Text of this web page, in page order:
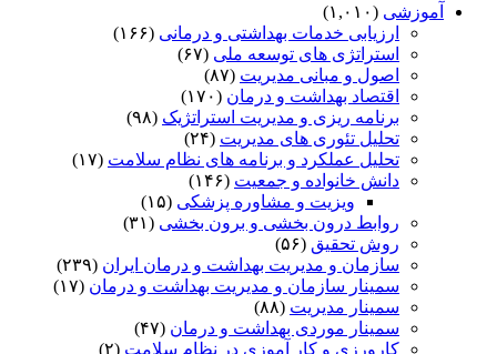
آموزشی (۱,۰۱۰)
ارزیابی خدمات بهداشتی و درمانی (۱۶۶)
استراتژی های توسعه ملی (۶۷)
اصول و مبانی مدیریت (۸۷)
اقتصاد بهداشت و درمان (۱۷۰)
برنامه ریزی و مدیریت استراتژیک (۹۸)
تحلیل تئوری های مدیریت (۲۴)
تحلیل عملکرد و برنامه های نظام سلامت (۱۷)
دانش خانواده و جمعیت (۱۴۶)
ویزیت و مشاوره پزشکی (۱۵)
روابط درون بخشی و برون بخشی (۳۱)
روش تحقیق (۵۶)
سازمان و مدیریت بهداشت و درمان ایران (۲۳۹)
سمینار سازمان و مدیریت بهداشت و درمان (۱۷)
سمینار مدیریت (۸۸)
سمینار موردی بهداشت و درمان (۴۷)
کارورزی و کار آموزی در نظام سلامت (۲)